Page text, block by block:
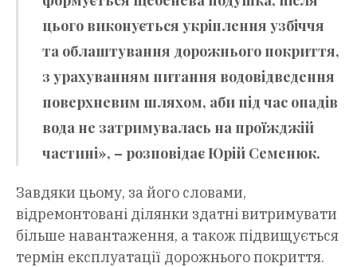
цього виконується укріплення узбіччя
та облаштування дорожнього покриття,
з урахуванням питання водовідведення
поверхневим шляхом, аби під час опадів
вода не затримувалась на проїжджій
частині», – розповідає Юрій Семенюк.
Завдяки цьому, за його словами,
відремонтовані ділянки здатні витримувати
більше навантаження, а також підвищується
термін експлуатації дорожнього покриття.